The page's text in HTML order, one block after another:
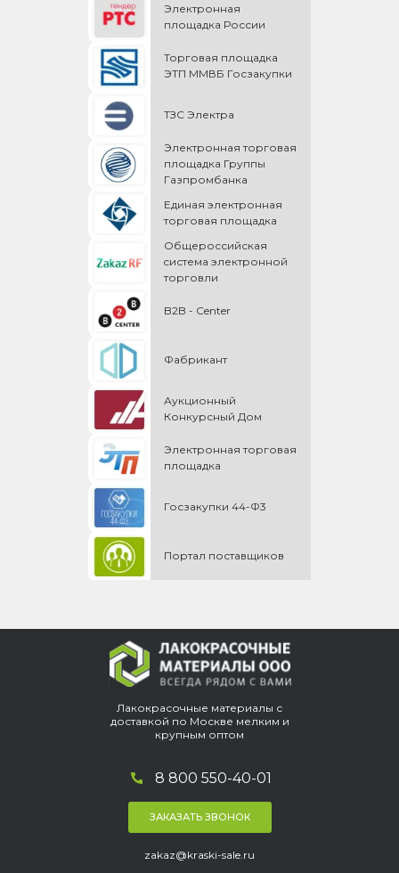
Электронная
площадка России
Торговая площадка
ЭТП ММВБ Госзакупки
ТЗС Электра
Электронная торговая
площадка Группы
Газпромбанка
Единая электронная
торговая площадка
Общероссийская
cистема электронной
торговли
B2B - Center
Фабрикант
Аукционный
Конкурсный Дом
Электронная торговая
площадка
Госзакупки 44-Ф3
Портал поставщиков
Лакокрасочные материалы с
доставкой по Москве мелким и
крупным оптом
8 800 550-40-01
ЗАКАЗАТЬ ЗВОНОК
zakaz@kraski-sale.ru